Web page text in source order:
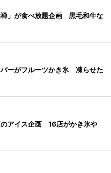
」が食べ放題企画 黒毛和牛な
ーがフルーツかき氷 凍らせた
アイス企画 16店がかき氷や